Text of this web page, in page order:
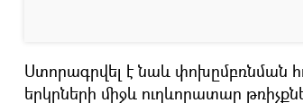
Ստորագրվել է նաև փոխըմբռնման
երկրների միջև ուղևորատար